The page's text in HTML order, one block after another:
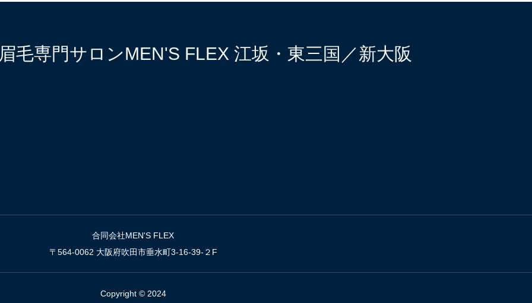
毛専門サロンMEN'S FLEX 江坂・東三国／新大阪
合同会社MEN'S FLEX
〒564-0062 大阪府吹田市垂水町3‐16‐39-２F
Copyright © 2024